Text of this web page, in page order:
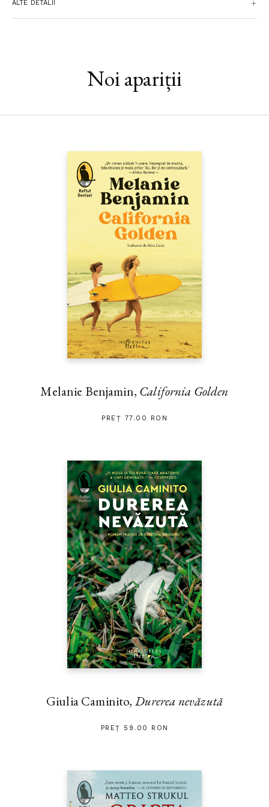
și nuanțe, dar rămân temelia unei legături care sfidează timpul,
distanța și ororile războiului. O saga despre familie, cea pe care o
atunci când lumea arde.
ALTE DETALII
Noi apariții
Melanie Benjamin, California Golden
PREȚ 77.00 RON
Giulia Caminito, Durerea nevăzută
PREȚ 59.00 RON